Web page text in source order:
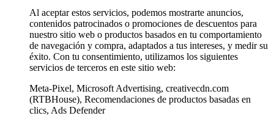
Al aceptar estos servicios, podemos mostrarte anuncios,
contenidos patrocinados o promociones de descuentos para
nuestro sitio web o productos basados en tu comportamiento
de navegación y compra, adaptados a tus intereses, y medir su
éxito. Con tu consentimiento, utilizamos los siguientes
servicios de terceros en este sitio web:
Meta-Pixel, Microsoft Advertising, creativecdn.com
(RTBHouse), Recomendaciones de productos basadas en
clics, Ads Defender